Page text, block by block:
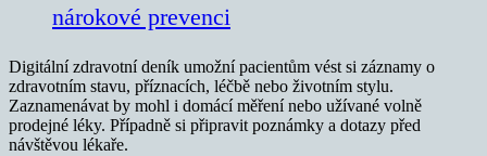
nárokové prevenci
Digitální zdravotní deník umožní pacientům vést si záznamy o
zdravotním stavu, příznacích, léčbě nebo životním stylu.
Zaznamenávat by mohl i domácí měření nebo užívané volně
prodejné léky. Případně si připravit poznámky a dotazy před
návštěvou lékaře.